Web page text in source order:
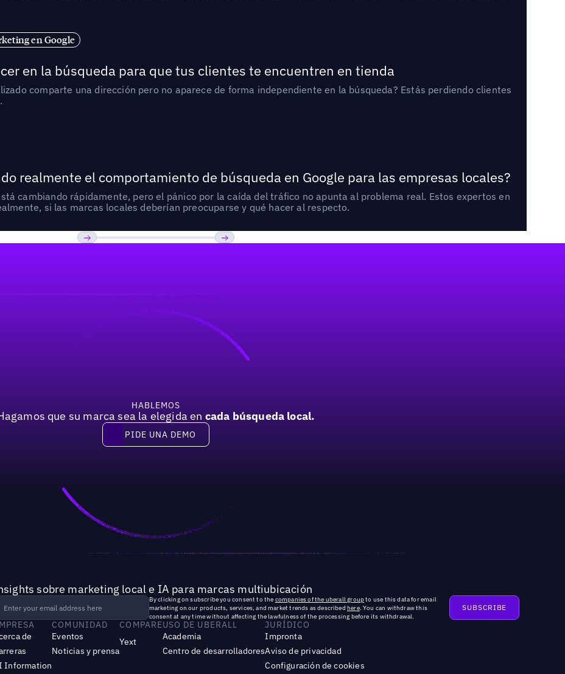
en Google
en la búsqueda para que tus clientes te encuentren en tienda
comparte una dirección pero no aparece de forma independiente en la búsqueda? Estás perdiendo clientes
realmente el comportamiento de búsqueda en Google para las empresas locales?
cambiando rápidamente, pero el pánico por la caída del tráfico no apunta al problema real. Estos expertos en
si las marcas locales deberían preocuparse y qué hacer al respecto.
HABLEMOS
que su marca sea la elegida en cada búsqueda local.
Pide una demo
PIDE UNA DEMO
sobre marketing local e IA para marcas multiubicación
By clicking on subscribe you consent to the companies of the uberall groupto use this data for email
marketing on our products, services, and market trends as described here. You can withdraw this
consent at any time without affecting the lawfulness of the processing before its withdrawal.
de
Information
COMUNIDAD
Eventos
Noticias y prensa
COMPARE
Yext
USO DE UBERALL
Academia
Centro de desarrolladores
JURÍDICO
Impronta
Aviso de privacidad
Configuración de cookies